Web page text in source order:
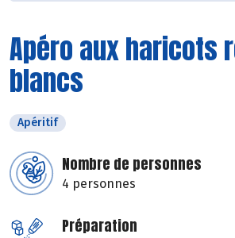
Apéro aux haricots
blancs
Apéritif
Nombre de personnes
4 personnes
Préparation